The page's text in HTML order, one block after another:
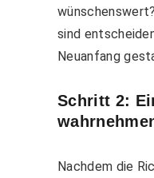
sind
Neuanfang
Schritt 2:
Nachdem die